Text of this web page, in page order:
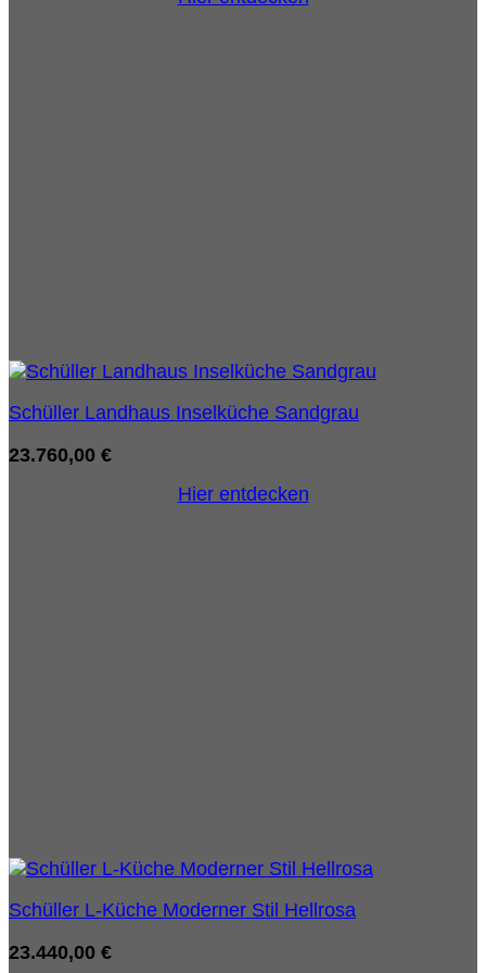
Schüller Landhaus Inselküche Sandgrau
23.760,00 €
Hier entdecken
Schüller L-Küche Moderner Stil Hellrosa
23.440,00 €